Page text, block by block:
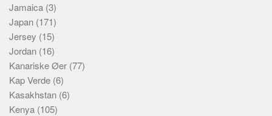
Jamaica (3)
Japan (171)
Jersey (15)
Jordan (16)
Kanariske Øer (77)
Kap Verde (6)
Kasakhstan (6)
Kenya (105)